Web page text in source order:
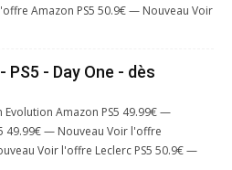
Amazon PS5 50.9€ — Nouveau Voir
PS5 - Day One - dès
Evolution Amazon PS5 49.99€ —
49.99€ — Nouveau Voir l'offre
Voir l'offre Leclerc PS5 50.9€ —